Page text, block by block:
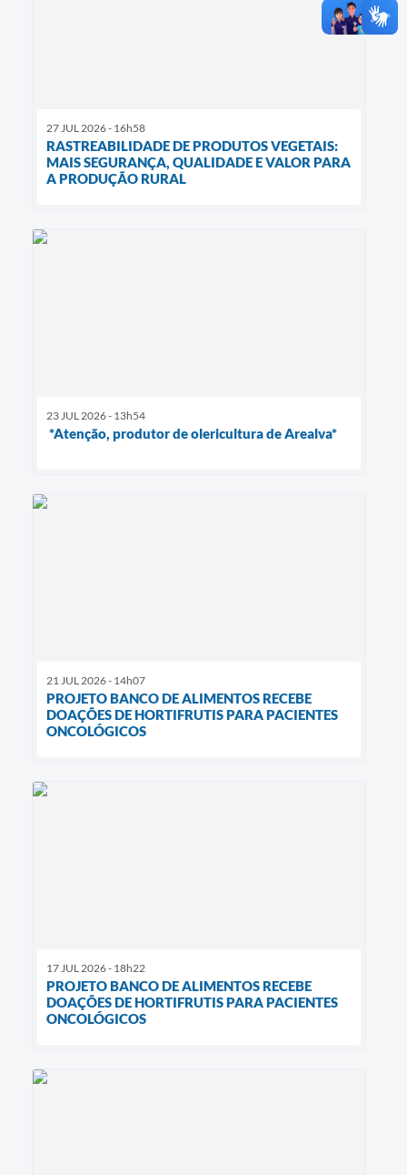
27 JUL 2026 - 16h58
RASTREABILIDADE DE PRODUTOS VEGETAIS:
MAIS SEGURANÇA, QUALIDADE E VALOR PARA
A PRODUÇÃO RURAL
23 JUL 2026 - 13h54
*Atenção, produtor de olericultura de Arealva*
21 JUL 2026 - 14h07
PROJETO BANCO DE ALIMENTOS RECEBE
DOAÇÕES DE HORTIFRUTIS PARA PACIENTES
ONCOLÓGICOS
17 JUL 2026 - 18h22
PROJETO BANCO DE ALIMENTOS RECEBE
DOAÇÕES DE HORTIFRUTIS PARA PACIENTES
ONCOLÓGICOS